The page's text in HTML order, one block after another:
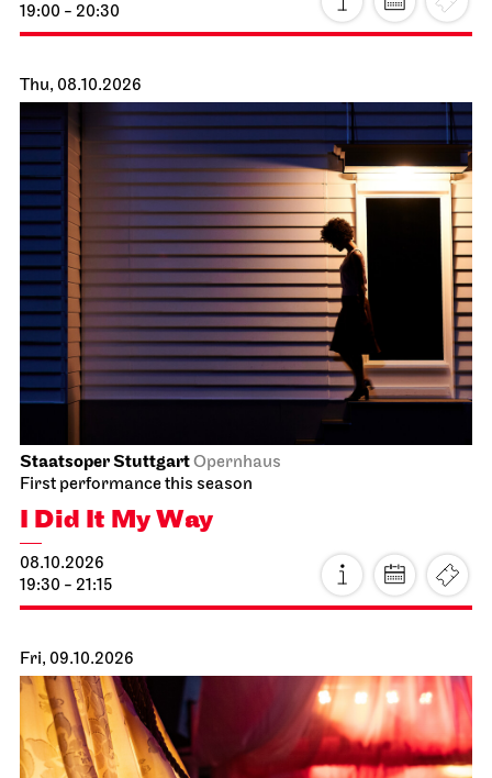
19:00 - 20:30
Thu, 08.10.2026
Staatsoper StuttgartOpernhaus
First performance this season
I Did It My Way
08.10.2026
19:30 - 21:15
Fri, 09.10.2026